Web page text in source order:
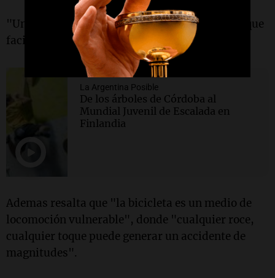
"Una cosa es lo que queremos y otra cosa es lo que
facilitamos", señaló.
La Argentina Posible
De los árboles de Córdoba al
Mundial Juvenil de Escalada en
Finlandia
Ademas resalta que "la bicicleta es un medio de
locomoción vulnerable", donde "cualquier roce,
cualquier toque puede generar un accidente de
magnitudes".